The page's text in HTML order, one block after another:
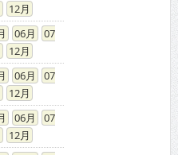
12
06
07
12
06
07
12
06
07
12